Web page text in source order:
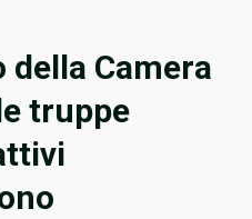
della Camera
truppe